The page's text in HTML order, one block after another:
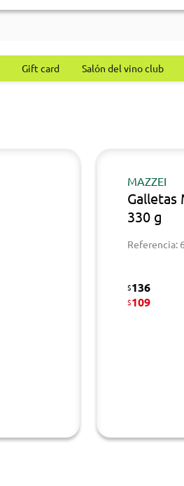
Gift card Salón del vino club
MAZZEI
Galletas
330 g
Referencia:
$136
$109